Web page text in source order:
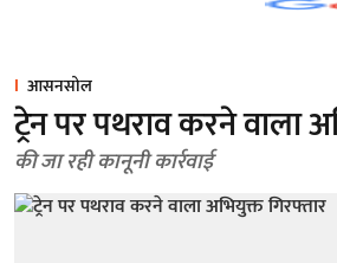
आसनसोल
ट्रेन पर पथराव करने वाला
की जा रही कानूनी कार्रवाई